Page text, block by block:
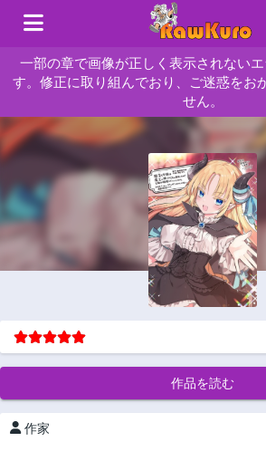
一部の章で画像が正しく表示されない
す。修正に取り組んでおり、ご迷惑をお
せん。
作品を読む
作家